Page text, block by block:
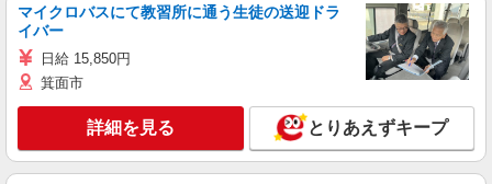
マイクロバスにて教習所に通う生徒の送迎ドラ
イバー
日給 15,850円
箕面市
詳細を見る とりあえずキープ